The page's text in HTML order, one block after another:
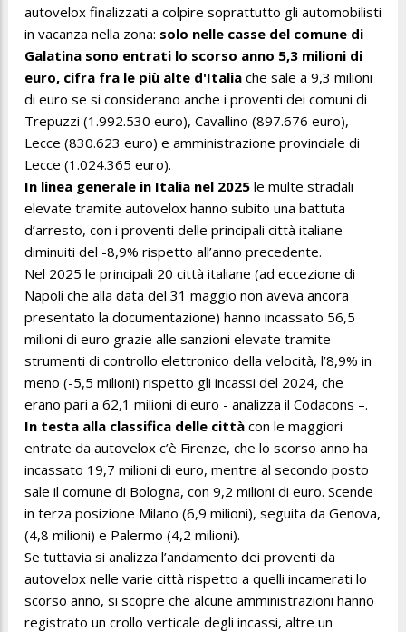
autovelox finalizzati a colpire soprattutto gli automobilisti
in vacanza nella zona: solo nelle casse del comune di
Galatina sono entrati lo scorso anno 5,3 milioni di
euro, cifra fra le più alte d'Italia che sale a 9,3 milioni
di euro se si considerano anche i proventi dei comuni di
Trepuzzi (1.992.530 euro), Cavallino (897.676 euro),
Lecce (830.623 euro) e amministrazione provinciale di
Lecce (1.024.365 euro).
In linea generale in Italia nel 2025 le multe stradali
elevate tramite autovelox hanno subito una battuta
d’arresto, con i proventi delle principali città italiane
diminuiti del -8,9% rispetto all’anno precedente.
Nel 2025 le principali 20 città italiane (ad eccezione di
Napoli che alla data del 31 maggio non aveva ancora
presentato la documentazione) hanno incassato 56,5
milioni di euro grazie alle sanzioni elevate tramite
strumenti di controllo elettronico della velocità, l’8,9% in
meno (-5,5 milioni) rispetto gli incassi del 2024, che
erano pari a 62,1 milioni di euro - analizza il Codacons –.
In testa alla classifica delle città con le maggiori
entrate da autovelox c’è Firenze, che lo scorso anno ha
incassato 19,7 milioni di euro, mentre al secondo posto
sale il comune di Bologna, con 9,2 milioni di euro. Scende
in terza posizione Milano (6,9 milioni), seguita da Genova,
(4,8 milioni) e Palermo (4,2 milioni).
Se tuttavia si analizza l’andamento dei proventi da
autovelox nelle varie città rispetto a quelli incamerati lo
scorso anno, si scopre che alcune amministrazioni hanno
registrato un crollo verticale degli incassi, altre un